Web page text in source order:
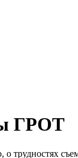
ГРОТ
трудностях